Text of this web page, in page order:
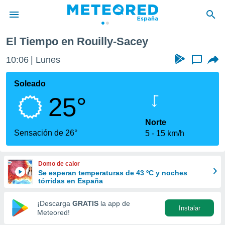
de
por
que se
calidad.
a este
las
y
forma
digital
basada
El Tiempo en Rouilly-Sacey
10:06 Lunes ...
Soleado
25°
Sensación de 26°
Norte
5
15 km/h
Domo de calor
Se esperan temperaturas de 43 ºC y noches
tórridas en España
¡Descarga GRATIS la app de
Meteored!
Instalar